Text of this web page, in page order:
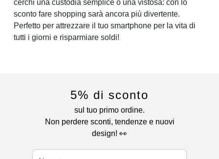
cerchi una custodia semplice o una vistosa: con lo
sconto fare shopping sarà ancora più divertente.
Perfetto per attrezzare il tuo smartphone per la vita di
tutti i giorni e risparmiare soldi!
5% di sconto
sul tuo primo ordine.
Non perdere sconti, tendenze e nuovi
design! 👀